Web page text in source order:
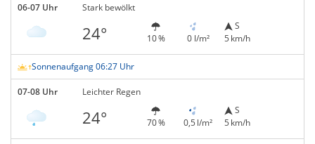
06-07 Uhr Stark bewölkt
24° 10 % 0 l/m²
S
5 km/h
Sonnenaufgang 06:27 Uhr
07-08 Uhr Leichter Regen
24° 70 % 0,5 l/m²
S
5 km/h